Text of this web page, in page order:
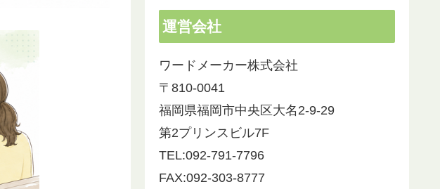
運営会社
ワードメーカー株式会社
〒810-0041
福岡県福岡市中央区大名2-9-29
第2プリンスビル7F
TEL:092-791-7796
FAX:092-303-8777